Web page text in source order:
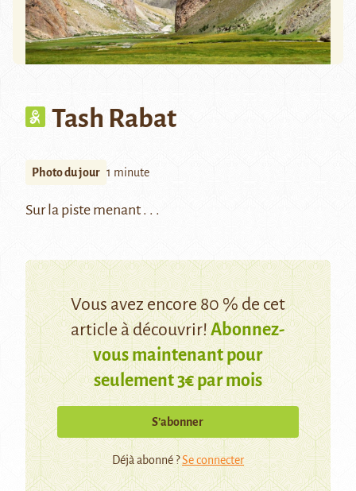
Tash Rabat
Photo du jour 1 minute
Sur la piste menant . . .
Vous avez encore 80 % de cet
article à découvrir!Abonnez-
vous maintenant pour
seulement 3€ par mois
S’abonner
Déjà abonné ?Se connecter